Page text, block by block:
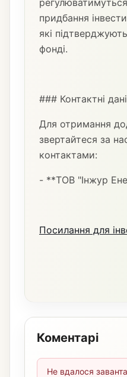
придбання
які
фонді.
### Контактні
Для отримання
звертайтеся за
контактами:
- **ТОВ "Інжур
Посилання для
Коментарі
Не вдалося